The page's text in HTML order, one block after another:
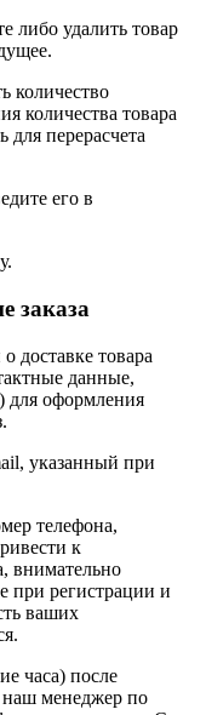
либо удалить товар
количество
количества товара
перерасчета
его в
заказа
доставке товара
данные,
для оформления
указанный при
телефона,
к
внимательно
при регистрации и
ваших
часа) после
менеджер по